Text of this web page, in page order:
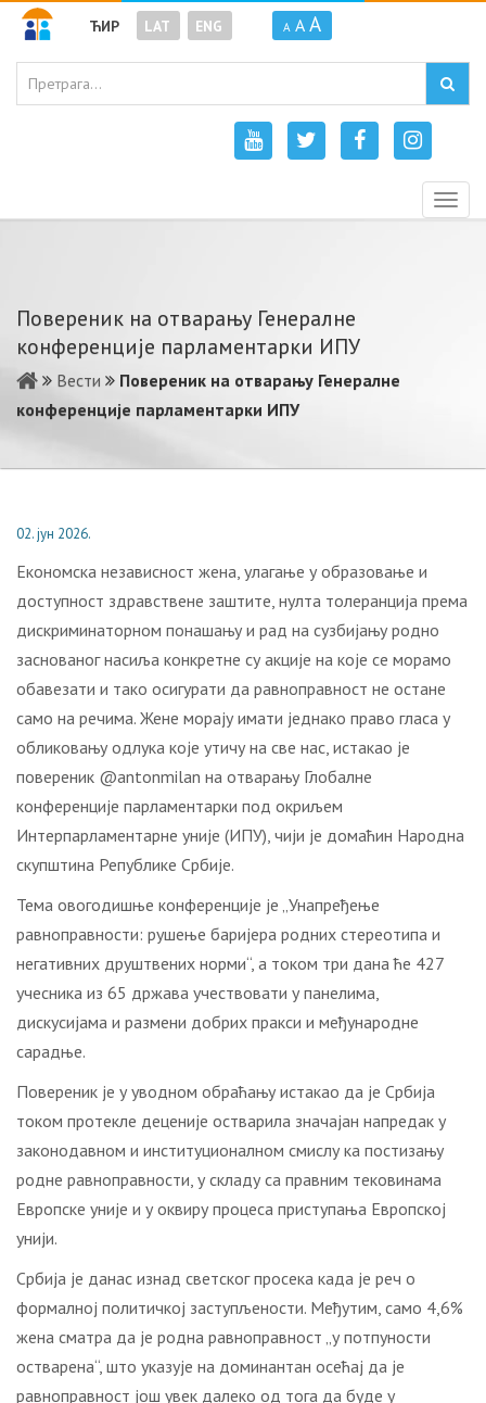
ЋИР LAT ENG A A A
Повереник на отварању Генералне
конференције парламентарки ИПУ
Вести
Повереник на отварању Генералне
конференције парламентарки ИПУ
02. јун 2026.
Економска независност жена, улагање у образовање и
доступност здравствене заштите, нулта толеранција према
дискриминаторном понашању и рад на сузбијању родно
заснованог насиља конкретне су акције на које се морамо
обавезати и тако осигурати да равноправност не остане
само на речима. Жене морају имати једнако право гласа у
обликовању одлука које утичу на све нас, истакао је
повереник @antonmilan на отварању Глобалне
конференције парламентарки под окриљем
Интерпарламентарне уније (ИПУ), чији је домаћин Народна
скупштина Републике Србије.
Тема овогодишње конференције је „Унапређење
равноправности: рушење баријера родних стереотипа и
негативних друштвених норми“, а током три дана ће 427
учесника из 65 држава учествовати у панелима,
дискусијама и размени добрих пракси и међународне
сарадње.
Повереник је у уводном обраћању истакао да је Србија
током протекле деценије остварила значајан напредак у
законодавном и институционалном смислу ка постизању
родне равноправности, у складу са правним тековинама
Европске уније и у оквиру процеса приступања Европској
унији.
Србија је данас изнад светског просека када је реч о
формалној политичкој заступљености. Међутим, само 4,6%
жена сматра да је родна равноправност „у потпуности
остварена“, што указује на доминантан осећај да је
равноправност још увек далеко од тога да буде у